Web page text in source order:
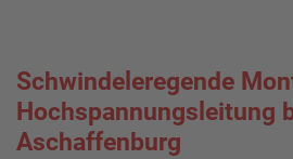
Schwindeleregende
Hochspannungsleitung
Aschaffenburg